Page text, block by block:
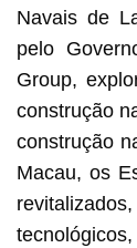
Navais de
pelo
Group,
construção
construção
Macau, os